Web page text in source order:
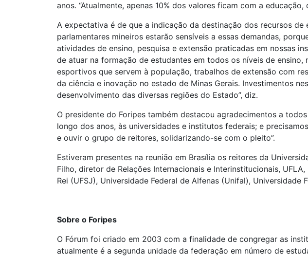
anos. “Atualmente, apenas 10% dos valores ficam com a
A expectativa é de que a indicação da destinação dos recursos
parlamentares mineiros estarão sensíveis a essas demandas,
atividades de ensino, pesquisa e extensão praticadas em nossas
de atuar na formação de estudantes em todos os níveis de
esportivos que servem à população, trabalhos de extensão com
da ciência e inovação no estado de Minas Gerais. Investimentos
desenvolvimento das diversas regiões do Estado”, diz.
O presidente do Foripes também destacou agradecimentos a
longo dos anos, às universidades e institutos federais; e
e ouvir o grupo de reitores, solidarizando-se com o pleito”.
Estiveram presentes na reunião em Brasília os reitores da
Filho, diretor de Relações Internacionais e Interinstitucionais,
Rei (UFSJ), Universidade Federal de Alfenas (Unifal),
Sobre o Foripes
O Fórum foi criado em 2003 com a finalidade de congregar as
atualmente é a segunda unidade da federação em número de